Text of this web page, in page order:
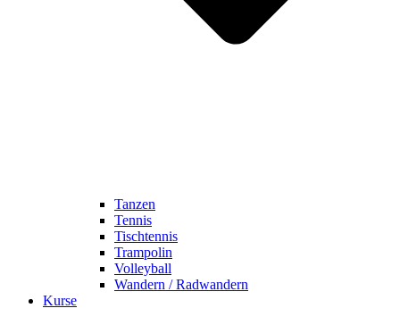
Tanzen
Tennis
Tischtennis
Trampolin
Volleyball
Wandern / Radwandern
Kurse